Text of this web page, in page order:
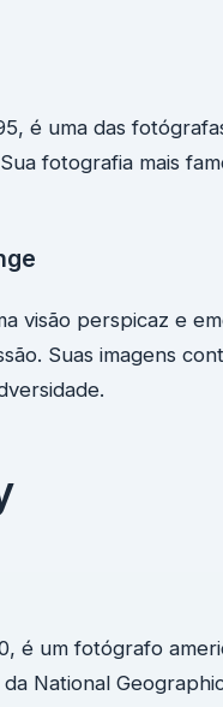
é uma das
fotografia mais
visão perspicaz e
Suas imagens
é um fotógrafo
National